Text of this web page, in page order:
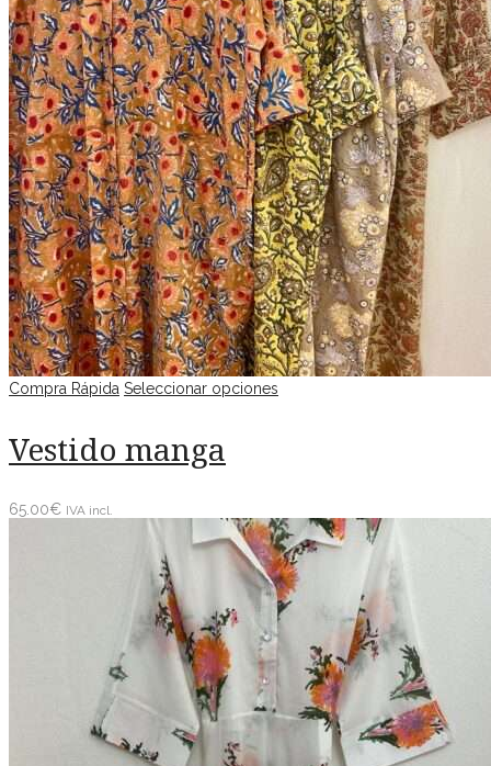
Compra Rápida Seleccionar opciones
Vestido manga
65.00€ IVA incl.